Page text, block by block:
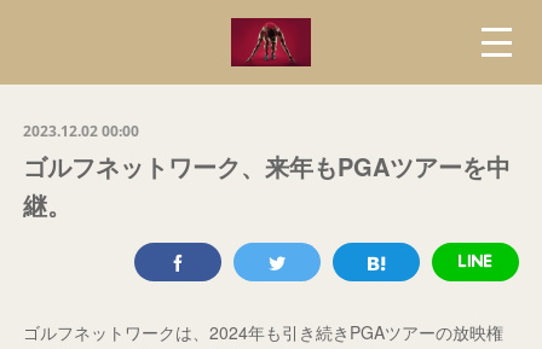
2023.12.02 00:00
ゴルフネットワーク、来年もPGAツアーを中
継。
ゴルフネットワークは、2024年も引き続きPGAツアーの放映権